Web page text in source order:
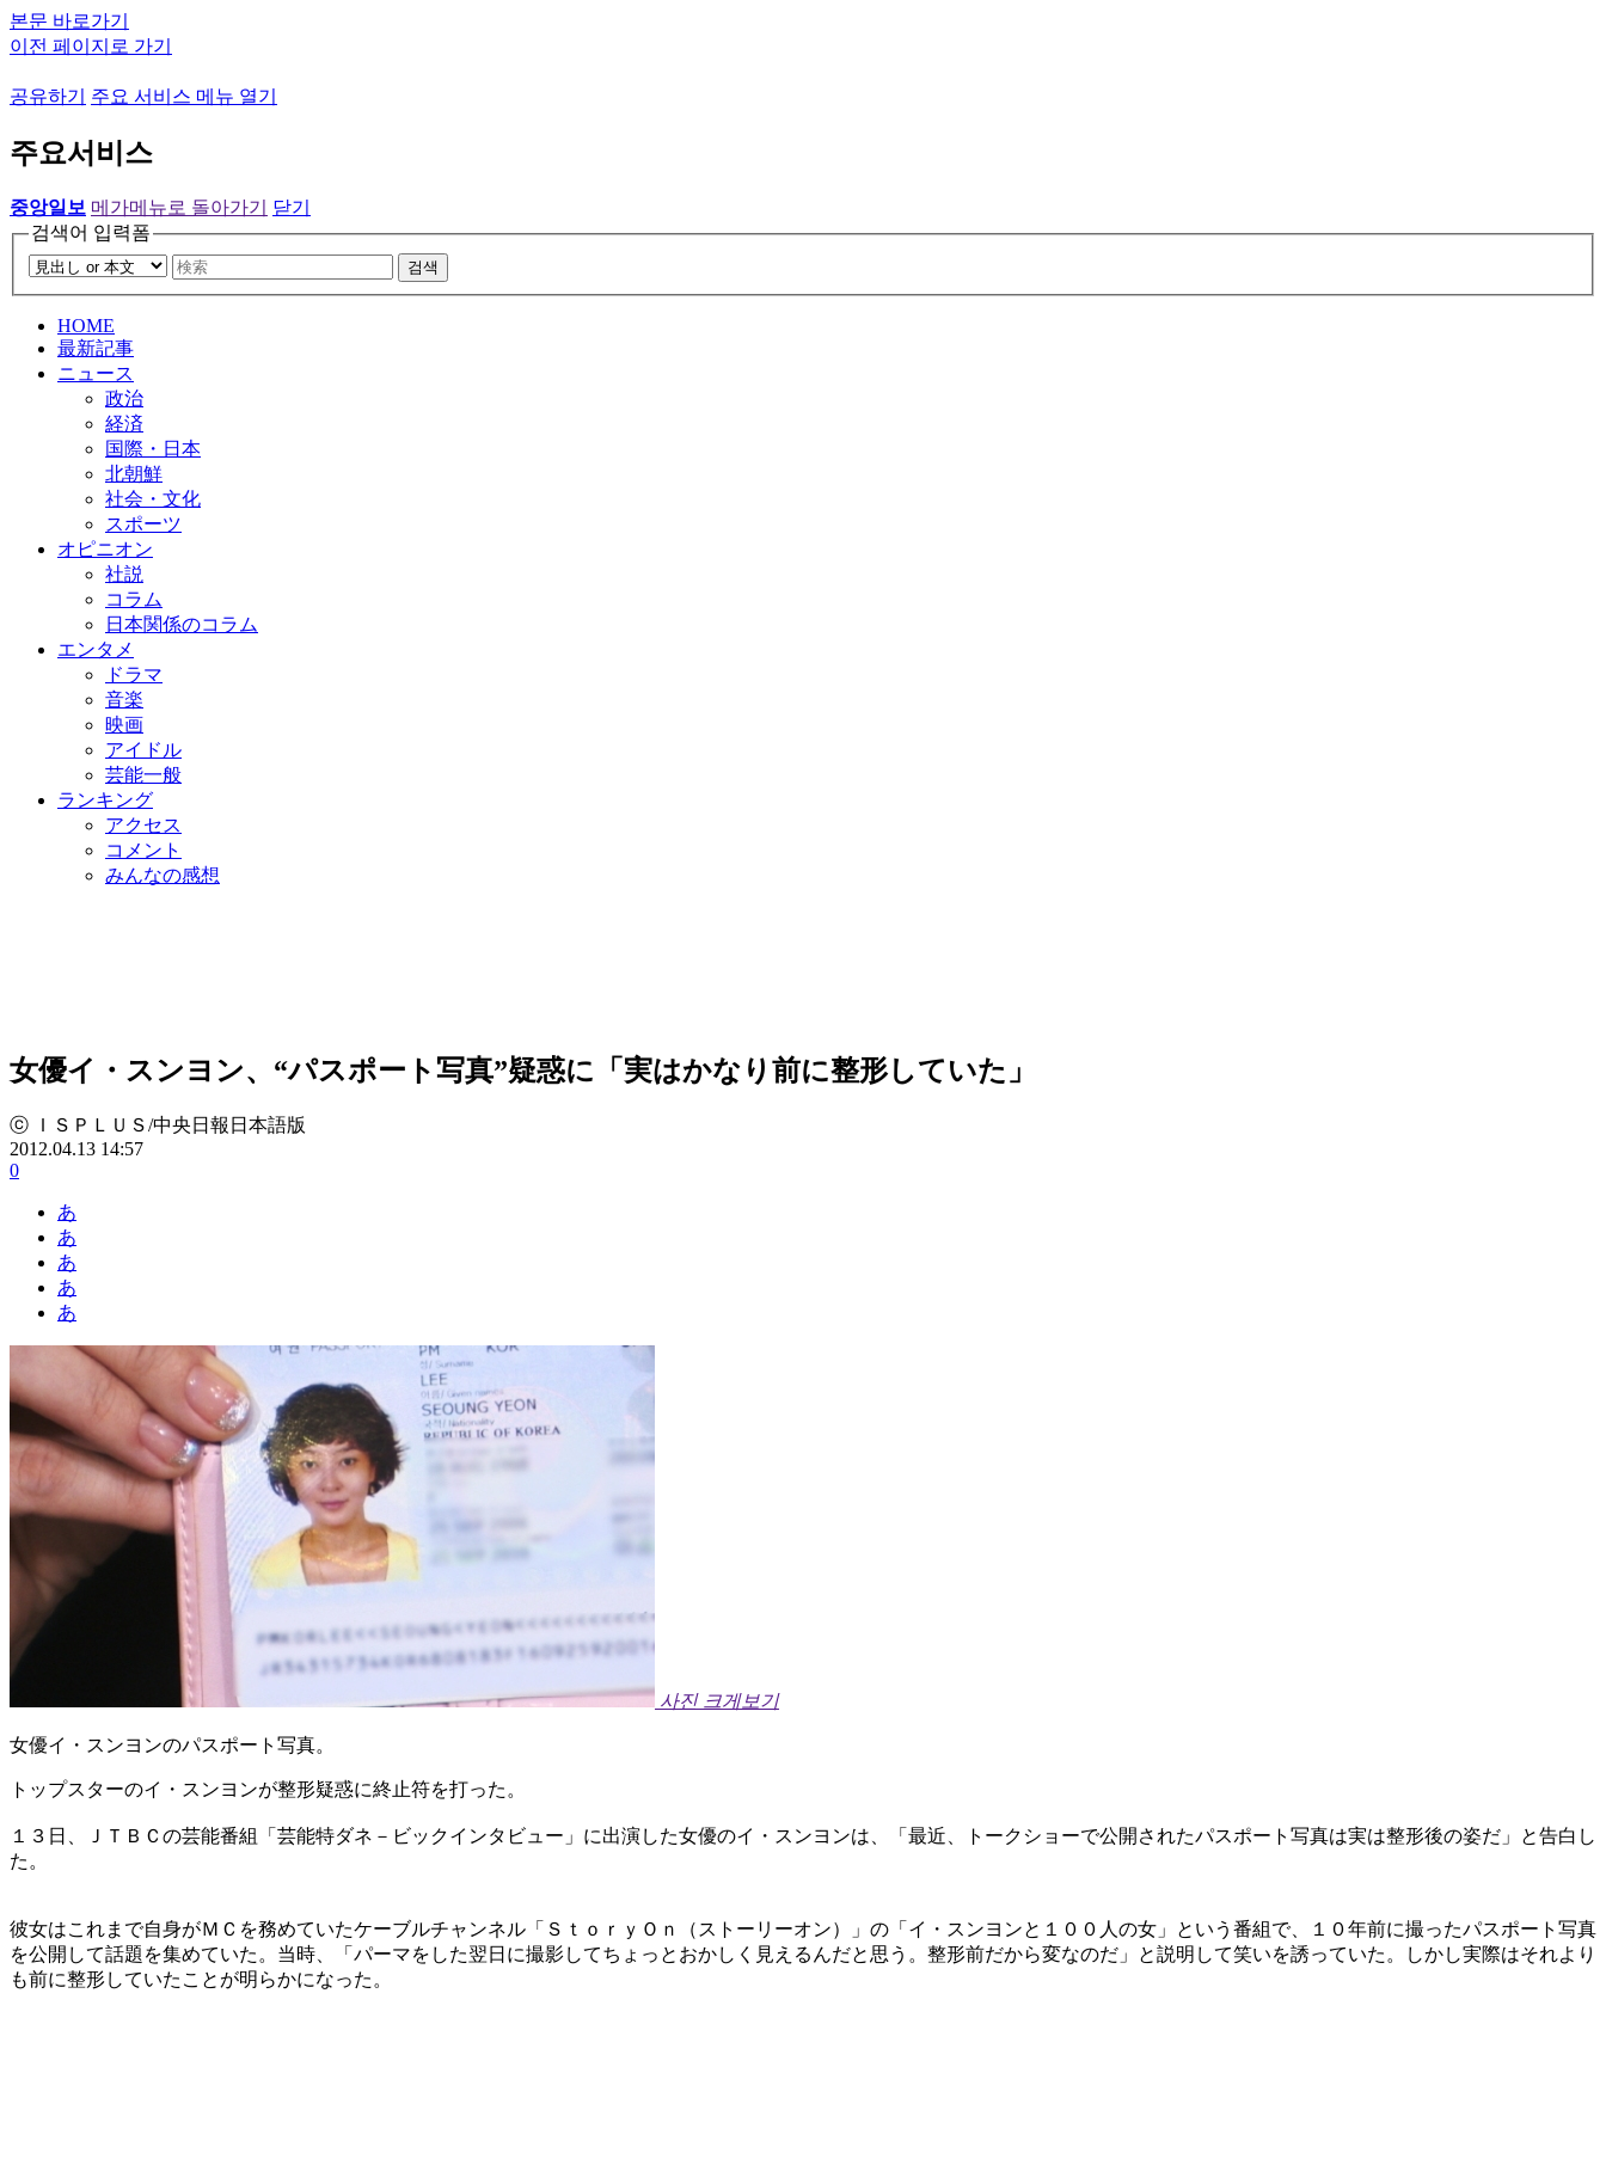
본문 바로가기
이전 페이지로 가기
공유하기 주요 서비스 메뉴 열기
주요서비스
중앙일보 메가메뉴로 돌아가기
닫기
검색어 입력폼
검색
HOME
最新記事
ニュース
政治
経済
国際・日本
北朝鮮
社会・文化
スポーツ
オピニオン
社説
コラム
日本関係のコラム
エンタメ
ドラマ
音楽
映画
アイドル
芸能一般
ランキング
アクセス
コメント
みんなの感想
女優イ・スンヨン、“パスポート写真”疑惑に「実はかなり前に整形していた」
ⓒ ＩＳＰＬＵＳ/中央日報日本語版
2012.04.13 14:57
0
あ
あ
あ
あ
あ
사진 크게보기
女優イ・スンヨンのパスポート写真。
トップスターのイ・スンヨンが整形疑惑に終止符を打った。
１３日、ＪＴＢＣの芸能番組「芸能特ダネ－ビックインタビュー」に出演した女優のイ・スンヨンは、「最近、トークショーで公開されたパスポート写真は実は整形後の姿だ」と告白し
た。
彼女はこれまで自身がＭＣを務めていたケーブルチャンネル「ＳｔｏｒｙＯｎ（ストーリーオン）」の「イ・スンヨンと１００人の女」という番組で、１０年前に撮ったパスポート写真
を公開して話題を集めていた。当時、「パーマをした翌日に撮影してちょっとおかしく見えるんだと思う。整形前だから変なのだ」と説明して笑いを誘っていた。しかし実際はそれより
も前に整形していたことが明らかになった。